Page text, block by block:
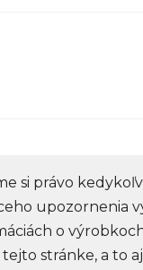
si právo
upozornenia
o
stránke, a to